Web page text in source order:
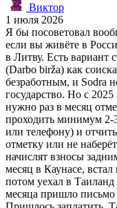
Виктор
1 июля 2026
Я бы посоветовал
если вы живёте в
в Литву. Есть вариант
(Darbo birža) как
безработным, и Sodra
государство. Но с
нужно раз в месяц
проходить минимум 2-
или телефону) и
отметку или не
начислят взносы
месяц в Каунасе,
потом уехал в Таиланд
месяца пришло письмо